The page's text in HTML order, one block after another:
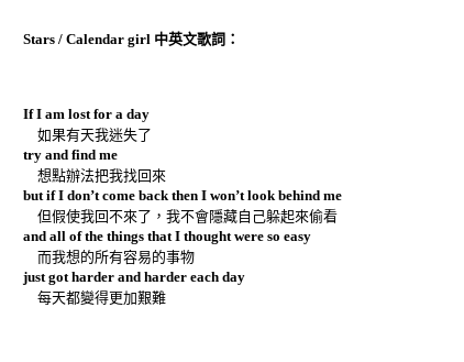
Stars / Calendar girl 中英文歌詞：
If I am lost for a day
如果有天我迷失了
try and find me
想點辦法把我找回來
but if I don’t come back then I won’t look behind me
但假使我回不來了，我不會隱藏自己躲起來偷看
and all of the things that I thought were so easy
而我想的所有容易的事物
just got harder and harder each day
每天都變得更加艱難